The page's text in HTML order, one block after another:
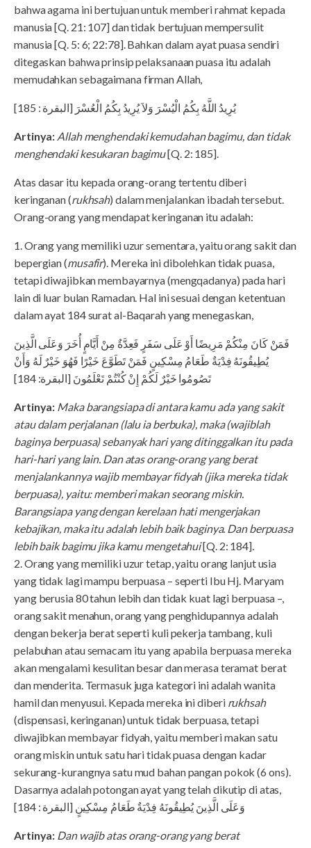
bahwa agama ini bertujuan untuk memberi rahmat kepada
manusia [Q. 21: 107] dan tidak bertujuan mempersulit
manusia [Q. 5: 6; 22:78]. Bahkan dalam ayat puasa sendiri
ditegaskan bahwa prinsip pelaksanaan puasa itu adalah
memudahkan sebagaimana firman Allah,
يُرِيدُ اللَّهُ بِكُمُ الْيُسْرَ وَلاَ يُرِيدُ بِكُمُ الْعُسْرَ [البقرة : 185]
Artinya: Allah menghendaki kemudahan bagimu, dan tidak
menghendaki kesukaran bagimu[Q. 2: 185].
Atas dasar itu kepada orang-orang tertentu diberi
keringanan (rukhsah) dalam menjalankan ibadah tersebut.
Orang-orang yang mendapat keringanan itu adalah:
1. Orang yang memiliki uzur sementara, yaitu orang sakit dan
bepergian (musafir). Mereka ini dibolehkan tidak puasa,
tetapi diwajibkan membayarnya (mengqadanya) pada hari
lain di luar bulan Ramadan. Hal ini sesuai dengan ketentuan
dalam ayat 184 surat al-Baqarah yang menegaskan,
فَمَنْ كَانَ مِنْكُمْ مَرِيضًا أَوْ عَلَى سَفَرٍ فَعِدَّةٌ مِنْ أَيَّامٍ أُخَرَ وَعَلَى الَّذِينَ
يُطِيقُونَهُ فِدْيَةٌ طَعَامُ مِسْكِينٍ فَمَنْ تَطَوَّعَ خَيْرًا فَهُوَ خَيْرٌ لَهُ وَأَنْ
تَصُومُوا خَيْرٌ لَكُمْ إِنْ كُنْتُمْ تَعْلَمُونَ [البقرة: 184]
Artinya: Maka barangsiapa di antara kamu ada yang sakit
atau dalam perjalanan (lalu ia berbuka), maka (wajiblah
baginya berpuasa) sebanyak hari yang ditinggalkan itu pada
hari-hari yang lain. Dan atas orang-orang yang berat
menjalankannya wajib membayar fidyah (jika mereka tidak
berpuasa), yaitu: memberi makan seorang miskin.
Barangsiapa yang dengan kerelaan hati mengerjakan
kebajikan, maka itu adalah lebih baik baginya. Dan berpuasa
lebih baik bagimu jika kamu mengetahui[Q. 2: 184].
2. Orang yang memiliki uzur tetap, yaitu orang lanjut usia
yang tidak lagi mampu berpuasa – seperti Ibu Hj. Maryam
yang berusia 80 tahun lebih dan tidak kuat lagi berpuasa –,
orang sakit menahun, orang yang penghidupannya adalah
dengan bekerja berat seperti kuli pekerja tambang, kuli
pelabuhan atau semacam itu yang apabila berpuasa mereka
akan mengalami kesulitan besar dan merasa teramat berat
dan menderita. Termasuk juga kategori ini adalah wanita
hamil dan menyusui. Kepada mereka ini diberi rukhsah
(dispensasi, keringanan) untuk tidak berpuasa, tetapi
diwajibkan membayar fidyah, yaitu memberi makan satu
orang miskin untuk satu hari tidak puasa dengan kadar
sekurang-kurangnya satu mud bahan pangan pokok (6 ons).
Dasarnya adalah potongan ayat yang telah dikutip di atas,
وَعَلَى الَّذِينَ يُطِيقُونَهُ فِدْيَةٌ طَعَامُ مِسْكِينٍ [البقرة : 184]
Artinya: Dan wajib atas orang-orang yang berat